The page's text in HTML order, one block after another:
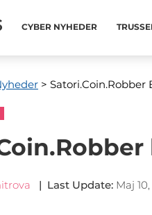
CYBER ​​NYHEDER
>
| Last Update: Maj